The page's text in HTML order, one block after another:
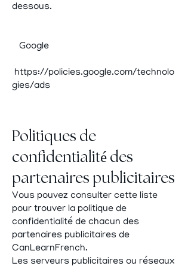
dessous.
Google
https://policies.google.com/technolo
gies/ads
Politiques de
confidentialité des
partenaires publicitaires
Vous pouvez consulter cette liste
pour trouver la politique de
confidentialité de chacun des
partenaires publicitaires de
CanLearnFrench.
Les serveurs publicitaires ou réseaux